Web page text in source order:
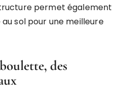
permet également
sol pour une meilleure
des